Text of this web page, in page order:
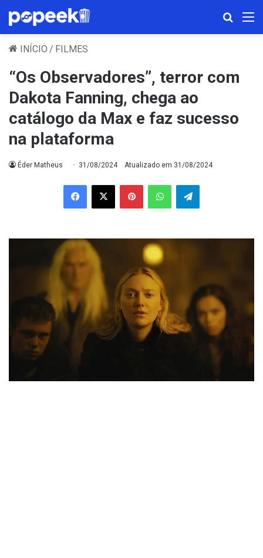
INÍCIO / FILMES
“Os Observadores”, terror com
Dakota Fanning, chega ao
catálogo da Max e faz sucesso
na plataforma
Éder Matheus 31/08/2024 Atualizado em 31/08/2024
Facebook
X PinterestWhatsAppTelegram